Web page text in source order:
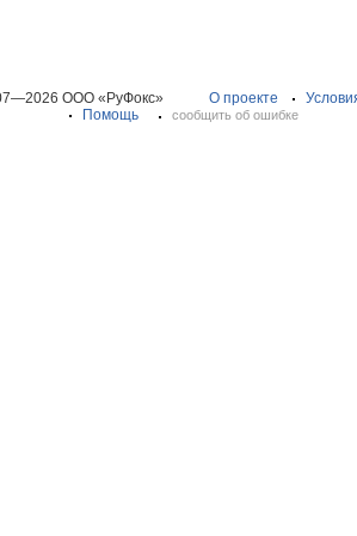
ООО «РуФокс» О проекте
Помощь
сообщить об ошибке